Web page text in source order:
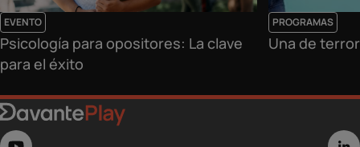
EVENTO
Psicología para opositores: La clave
para el éxito
PROGRAMAS
Una de